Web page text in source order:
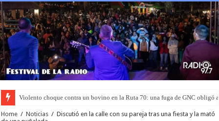
Violento choque contra un bovino en la Ruta 70: una fuga de GNC obligó
Murió el joven que había sido rociado con nafta y prendido fuego en San
Home / Noticias / Discutió en la calle con su pareja tras una fiesta y la mató